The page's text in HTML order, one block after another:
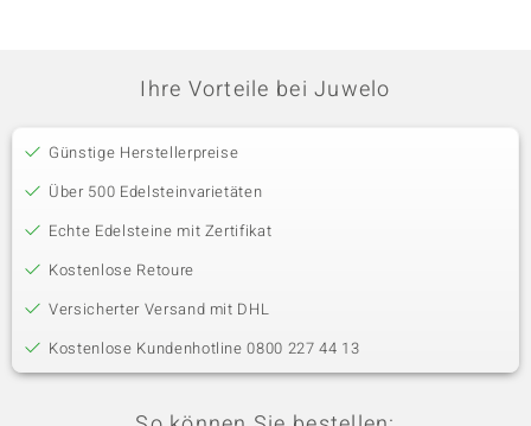
Ihre Vorteile bei Juwelo
Günstige Herstellerpreise
Über 500 Edelsteinvarietäten
Echte Edelsteine mit Zertifikat
Kostenlose Retoure
Versicherter Versand mit DHL
Kostenlose Kundenhotline 0800 227 44 13